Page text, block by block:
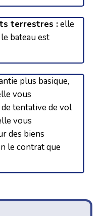
terrestres :elle
bateau est
plus basique,
vous
tentative de vol
vous
des biens
le contrat que